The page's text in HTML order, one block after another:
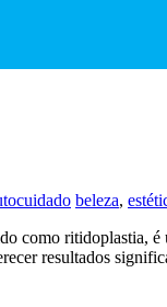
beleza,
como ritidoplastia, é
resultados